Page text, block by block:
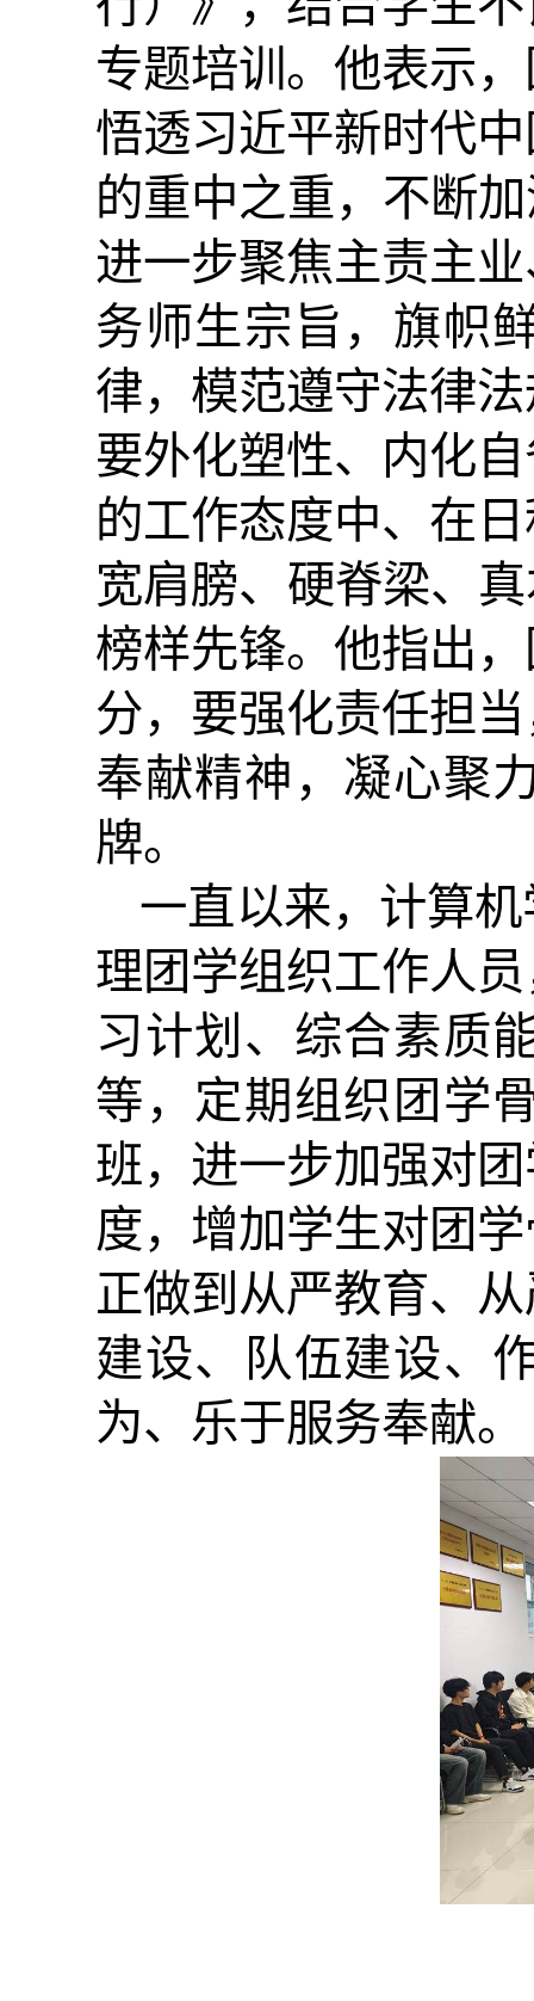
专题培训。他表示
悟透习近平新时代
的重中之重，不断
进一步聚焦主责主
务师生宗旨，旗帜
律，模范遵守法律
要外化塑性、内化
的工作态度中、在
宽肩膀、硬脊梁、
榜样先锋。他指出
分，要强化责任担
奉献精神，凝心聚
牌。
一直以来，计算
理团学组织工作人
习计划、综合素质
等，定期组织团学
班，进一步加强对
度，增加学生对团
正做到从严教育、
建设、队伍建设、
为、乐于服务奉献。